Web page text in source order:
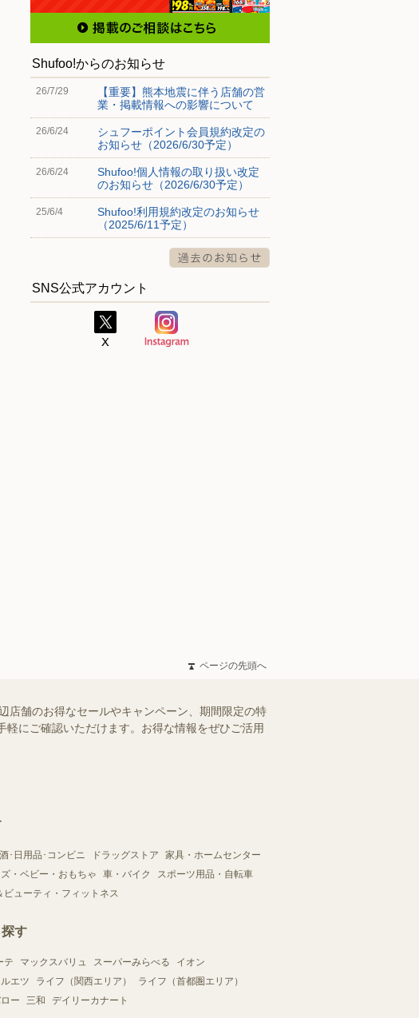
Shufoo!からのお知らせ
26/7/29
【重要】熊本地震に伴う店舗の営
業・掲載情報への影響について
26/6/24
シュフーポイント会員規約改定の
お知らせ（2026/6/30予定）
26/6/24
Shufoo!個人情報の取り扱い改定
のお知らせ（2026/6/30予定）
25/6/4
Shufoo!利用規約改定のお知らせ
（2025/6/11予定）
SNS公式アカウント
ページの先頭へ
店舗のお得なセールやキャンペーン、期間限定の特
にご確認いただけます。お得な情報をぜひご活用
･日用品･コンビニ ドラッグストア
家具・ホームセンター
・ベビー・おもちゃ 車・バイク
スポーツ用品・自転車
ビューティ・フィットネス
す
テ マックスバリュ スーパーみらべる
イオン
エツ ライフ（関西エリア）
ライフ（首都圏エリア）
ー 三和 デイリーカナート